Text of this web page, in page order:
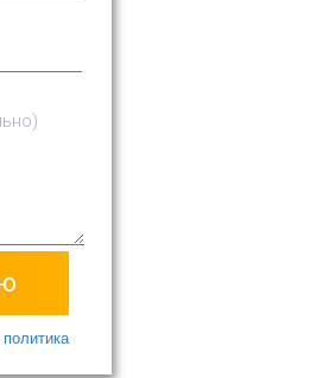
политика